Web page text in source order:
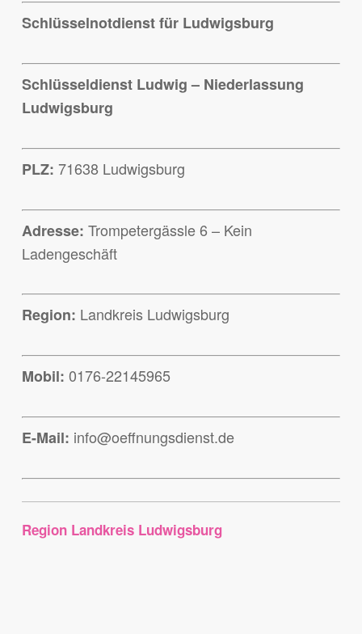
Schlüsselnotdienst für Ludwigsburg
Schlüsseldienst Ludwig – Niederlassung
Ludwigsburg
PLZ: 71638 Ludwigsburg
Adresse: Trompetergässle 6 – Kein
Ladengeschäft
Region: Landkreis Ludwigsburg
Mobil: 0176-22145965
E-Mail: info@oeffnungsdienst.de
Region Landkreis Ludwigsburg